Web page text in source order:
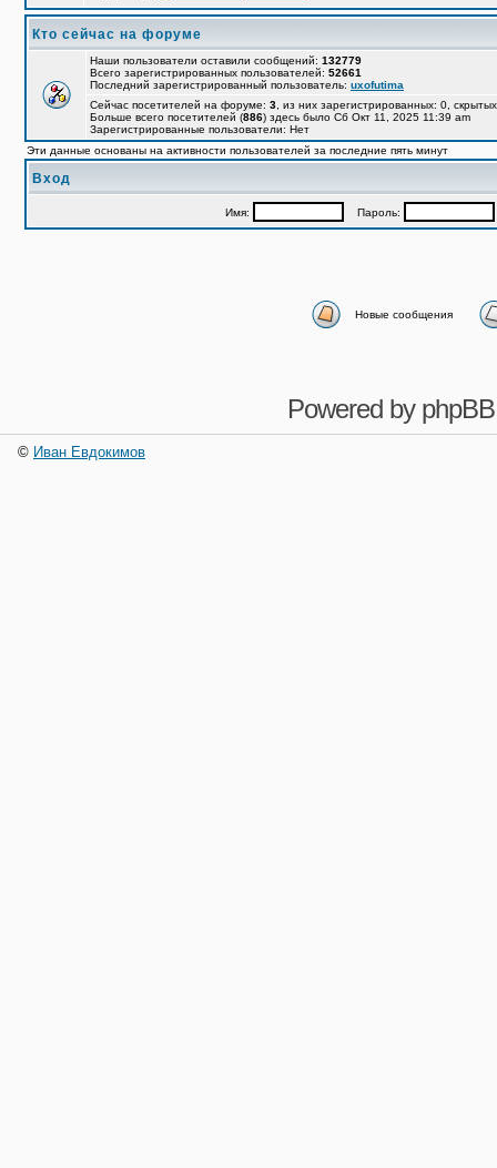
Кто сейчас на форуме
Наши пользователи оставили сообщений: 132779
Всего зарегистрированных пользователей: 52661
Последний зарегистрированный пользователь: uxofutima
Сейчас посетителей на форуме: 3 , из них зарегистрированных: 0,
Больше всего посетителей (886) здесь было Сб Окт 11, 2025 11:39 am
Зарегистрированные пользователи: Нет
Эти данные основаны на активности пользователей за последние пять минут
Вход
Имя: Пароль:
Новые сообщения
Powered by phpBB
© Иван Евдокимов